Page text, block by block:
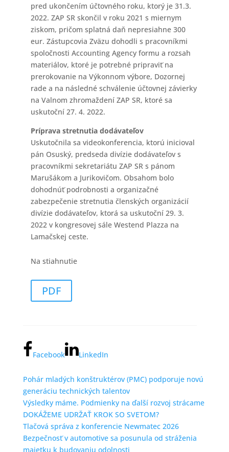
pred ukončením účtovného roku, ktorý je 31.3.
2022. ZAP SR skončil v roku 2021 s miernym
ziskom, pričom splatná daň nepresiahne 300
eur. Zástupcovia Zväzu dohodli s pracovníkmi
spoločnosti Accounting Agency formu a rozsah
materiálov, ktoré je potrebné pripraviť na
prerokovanie na Výkonnom výbore, Dozornej
rade a na následné schválenie účtovnej závierky
na Valnom zhromaždení ZAP SR, ktoré sa
uskutoční 27. 4. 2022.
Príprava stretnutia dodávateľov
Uskutočnila sa videokonferencia, ktorú inicioval
pán Osuský, predseda divízie dodávateľov s
pracovníkmi sekretariátu ZAP SR s pánom
Marušákom a Jurikovičom. Obsahom bolo
dohodnúť podrobnosti a organizačné
zabezpečenie stretnutia členských organizácií
divízie dodávateľov, ktorá sa uskutoční 29. 3.
2022 v kongresovej sále Westend Plazza na
Lamačskej ceste.
Na stiahnutie
PDF
Facebook LinkedIn
Pohár mladých konštruktérov (PMC) podporuje novú
generáciu technických talentov
Výsledky máme. Podmienky na ďalší rozvoj strácame
DOKÁŽEME UDRŽAŤ KROK SO SVETOM?
Tlačová správa z konferencie Newmatec 2026
Bezpečnosť v automotive sa posunula od stráženia
majetku k budovaniu odolnosti